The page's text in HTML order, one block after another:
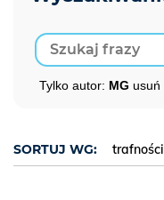
Tylko autor: MG usuń
SORTUJ WG: trafności